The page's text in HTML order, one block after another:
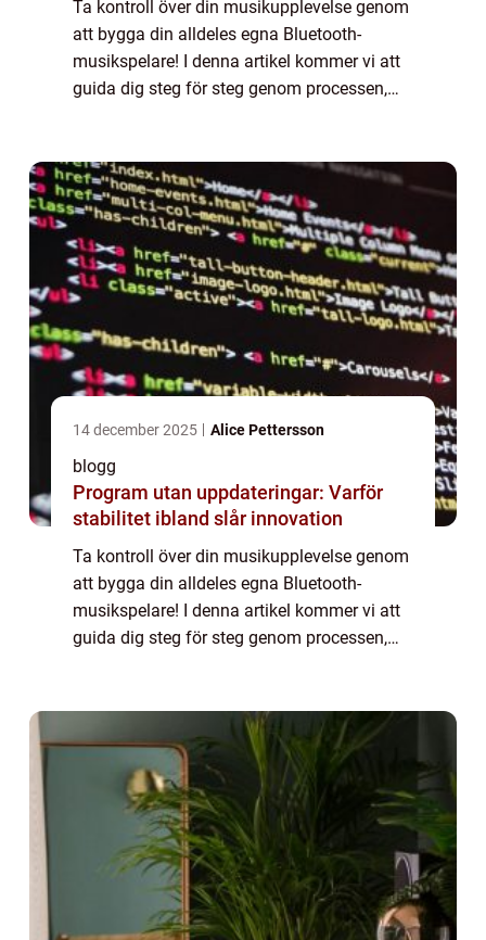
Ta kontroll över din musikupplevelse genom
att bygga din alldeles egna Bluetooth-
musikspelare! I denna artikel kommer vi att
guida dig steg för steg genom processen,
14 december 2025 Alice Pettersson
blogg
Program utan uppdateringar: Varför
stabilitet ibland slår innovation
Ta kontroll över din musikupplevelse genom
att bygga din alldeles egna Bluetooth-
musikspelare! I denna artikel kommer vi att
guida dig steg för steg genom processen,